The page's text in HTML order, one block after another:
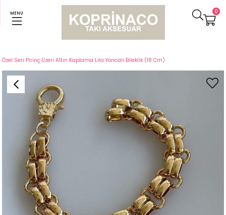
MENU 0
Bileklikler
Özel Seri Pirinç Üzeri Altın Kaplama Lila Yoncalı Bileklik (18 Cm)